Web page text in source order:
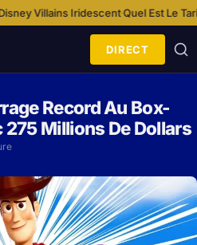
·Quel Est Le Tarif D’un Séjour De 3
DIRECT
Record Au Box-
Millions De Dollars